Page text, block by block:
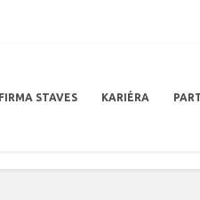
FIRMA STAVES KARIÉRA